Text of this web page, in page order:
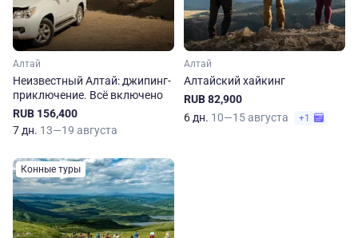
Алтай
Неизвестный Алтай: джипинг-
приключение. Всё включено
RUB 156,400
7 дн. 13—19 августа
Алтай
Алтайский хайкинг
RUB 82,900
6 дн. 10—15 августа +1
Конные туры